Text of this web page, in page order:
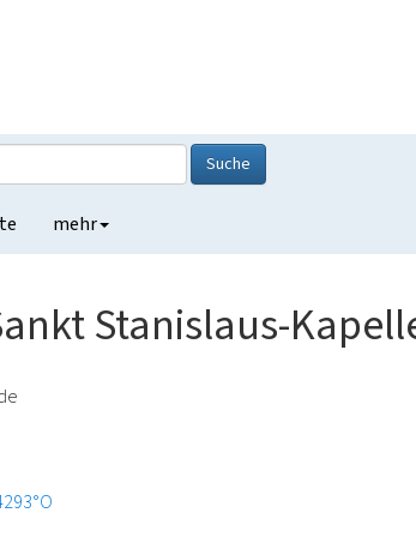
Suche
mehr
Stanislaus-